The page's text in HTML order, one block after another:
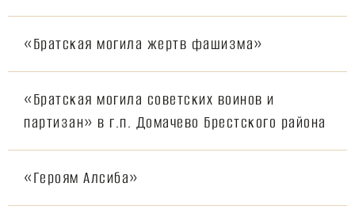
«Братская могила жертв фашизма»
«Братская могила советских воинов и
партизан» в г.п. Домачево Брестского района
«Героям Алсиба»